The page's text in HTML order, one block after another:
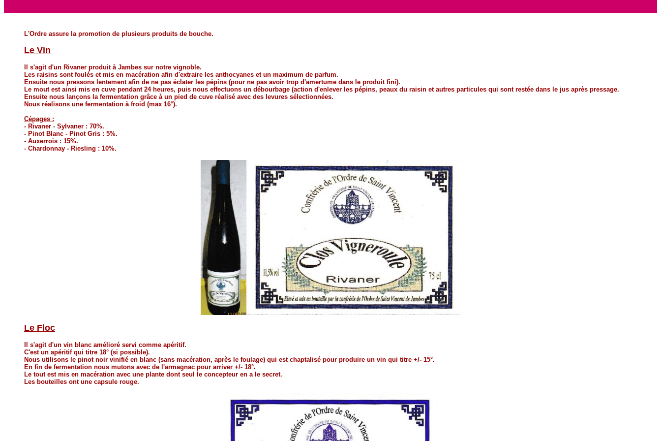
L'Ordre assure la promotion de plusieurs produits de bouche.
Le Vin
Il s'agit d'un Rivaner produit à Jambes sur notre vignoble.
Les raisins sont foulés et mis en macération afin d'extraire les anthocyanes et un maximum de parfum.
Ensuite nous pressons lentement afin de ne pas éclater les pépins (pour ne pas avoir trop d'amertume dans le produit fini).
Le mout est ainsi mis en cuve pendant 24 heures, puis nous effectuons un débourbage (action d'enlever les pépins, peaux du raisin et autres particules qui sont restée dans le jus après pressage.
Ensuite nous lançons la fermentation grâce à un pied de cuve réalisé avec des levures sélectionnées.
Nous réalisons une fermentation à froid (max 16°).
Cépages :
- Rivaner - Sylvaner : 70%.
- Pinot Blanc - Pinot Gris : 5%.
- Auxerrois : 15%.
- Chardonnay - Riesling : 10%.
Le Floc
Il s'agit d'un vin blanc amélioré servi comme apéritif.
C'est un apéritif qui titre 18° (si possible).
Nous utilisons le pinot noir vinifié en blanc (sans macération, après le foulage) qui est chaptalisé pour produire un vin qui titre +/- 15°.
En fin de fermentation nous mutons avec de l'armagnac pour arriver +/- 18°.
Le tout est mis en macération avec une plante dont seul le concepteur en a le secret.
Les bouteilles ont une capsule rouge.